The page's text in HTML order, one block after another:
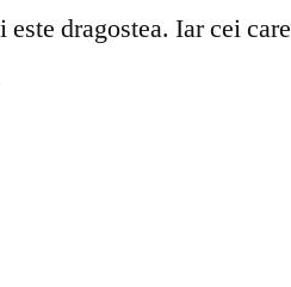
dragostea. Iar cei care